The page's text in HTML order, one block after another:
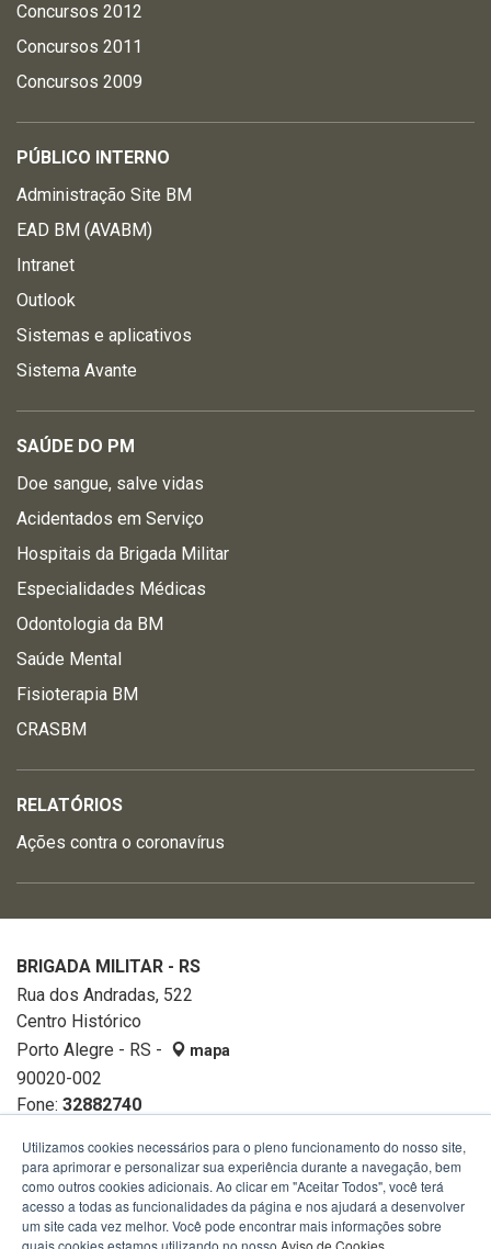
Concursos 2012
Concursos 2011
Concursos 2009
PÚBLICO INTERNO
Administração Site BM
EAD BM (AVABM)
Intranet
Outlook
Sistemas e aplicativos
Sistema Avante
SAÚDE DO PM
Doe sangue, salve vidas
Acidentados em Serviço
Hospitais da Brigada Militar
Especialidades Médicas
Odontologia da BM
Saúde Mental
Fisioterapia BM
CRASBM
RELATÓRIOS
Ações contra o coronavírus
BRIGADA MILITAR - RS
Rua dos Andradas, 522
Centro Histórico
Porto Alegre - RS -
mapa
90020-002
Fone: 32882740
Utilizamos cookies necessários para o pleno funcionamento do nosso site,
para aprimorar e personalizar sua experiência durante a navegação, bem
como outros cookies adicionais. Ao clicar em "Aceitar Todos", você terá
acesso a todas as funcionalidades da página e nos ajudará a desenvolver
um site cada vez melhor. Você pode encontrar mais informações sobre
quais cookies estamos utilizando no nosso Aviso de Cookies